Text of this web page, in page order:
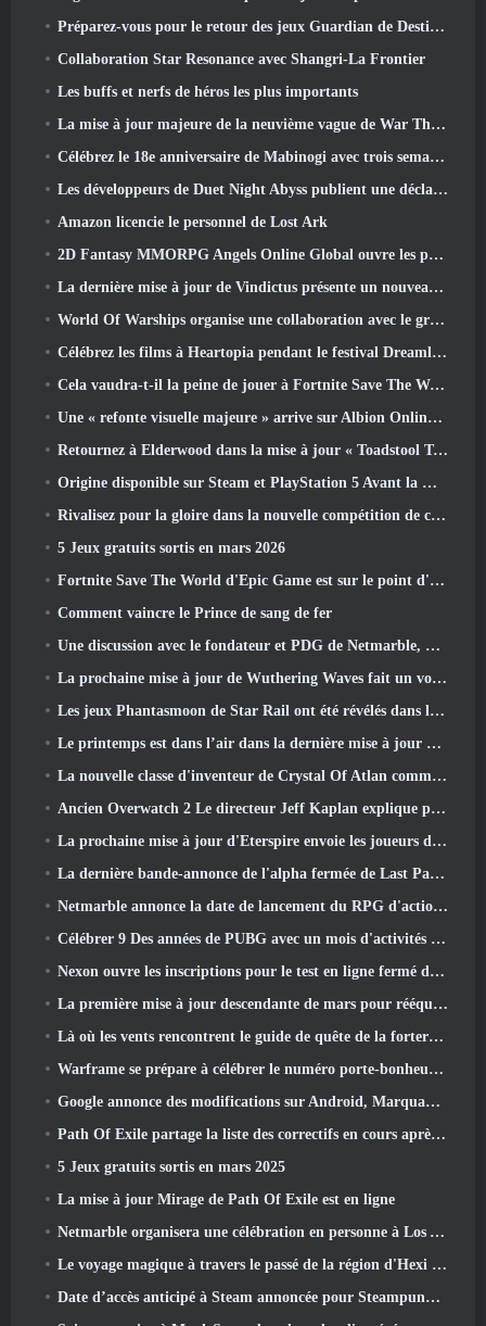
Préparez-vous pour le retour des jeux Guardian de Destiny 2
Collaboration Star Resonance avec Shangri-La Frontier
Les buffs et nerfs de héros les plus importants
La mise à jour majeure de la neuvième vague de War Thunder améliore l'apparence des batailles navales avec des visuels aquatiques améliorés
Célébrez le 18e anniversaire de Mabinogi avec trois semaines d'événements et de récompenses
Les développeurs de Duet Night Abyss publient une déclaration officielle concernant un récent incident de logiciel malveillant suite à la mise à jour du jeu
Amazon licencie le personnel de Lost Ark
2D Fantasy MMORPG Angels Online Global ouvre les pré-inscriptions
La dernière mise à jour de Vindictus présente un nouveau raid où les joueurs affronteront le gardien de Caliburn
World Of Warships organise une collaboration avec le groupe de heavy metal suédois Sabaton
Célébrez les films à Heartopia pendant le festival Dreamlight Cinematics
Cela vaudra-t-il la peine de jouer à Fortnite Save The World une fois qu'il sera gratuit?
Une « refonte visuelle majeure » arrive sur Albion Online en avril
Retournez à Elderwood dans la mise à jour « Toadstool Tales » de Palia
Origine disponible sur Steam et PlayStation 5 Avant la marche 23 Lancement
Rivalisez pour la gloire dans la nouvelle compétition de champions d'Eridu's Hollow dans la prochaine mise à jour de Zenless Zone Zero
5 Jeux gratuits sortis en mars 2026
Fortnite Save The World d'Epic Game est sur le point d'être gratuit
Comment vaincre le Prince de sang de fer
Une discussion avec le fondateur et PDG de Netmarble, Ken Kim, à propos de MONGIL: Plongée dans les étoiles
La prochaine mise à jour de Wuthering Waves fait un voyage du « côté obscur »
Les jeux Phantasmoon de Star Rail ont été révélés dans le 4.1 Programme spécial
Le printemps est dans l’air dans la dernière mise à jour de Thrones et Liberty
La nouvelle classe d'inventeur de Crystal Of Atlan commande les Mechs Magitech au combat
Ancien Overwatch 2 Le directeur Jeff Kaplan explique pourquoi il a laissé Blizzard
La prochaine mise à jour d'Eterspire envoie les joueurs dans les mines naines
La dernière bande-annonce de l'alpha fermée de Last Paradise est une œuvre d'art petite mais terrifiante
Netmarble annonce la date de lancement du RPG d'action et de dressage de monstres Mongil: Plongée dans les étoiles
Célébrer 9 Des années de PUBG avec un mois d'activités spéciales
Nexon ouvre les inscriptions pour le test en ligne fermé d'avril de MapleStory Classic World
La première mise à jour descendante de mars pour rééquilibrer le partage et introduire du nouveau contenu
Là où les vents rencontrent le guide de quête de la forteresse de Whitecrown
Warframe se prépare à célébrer le numéro porte-bonheur 13 Avec des événements d'anniversaire
Google annonce des modifications sur Android, Marquant le retour de Fortnite sur le Play Store
Path Of Exile partage la liste des correctifs en cours après le lancement de Mirage
5 Jeux gratuits sortis en mars 2025
La mise à jour Mirage de Path Of Exile est en ligne
Netmarble organisera une célébration en personne à Los Angeles. Avant les sept péchés capitaux: Lancement d'origine
Le voyage magique à travers le passé de la région d'Hexi commence là où les vents se rencontrent aujourd'hui
Date d’accès anticipé à Steam annoncée pour Steampunk ARPG Crystalfall